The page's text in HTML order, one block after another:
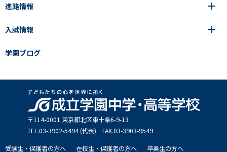
成立メソッド
教科指導の特徴
卒業生の声
中学校
成立メソッド
卒業生の声
成立学園ならではの教育
見える学力×見えない学力
施設紹介
制服
学園ブログ
学園の歩み
アクセス
進路情報
進路・進学
入試情報
中学入試Q&A
入試結果
説明会・イベント日程
出願方法・募集要項
学園ブログ
〒114-0001 東京都北区東⼗条6-9-13
TEL.03-3902-5494 (代表) FAX.03-3903-9549
受験生・保護者の方へ
在校生・保護者の方へ 卒業生の方へ